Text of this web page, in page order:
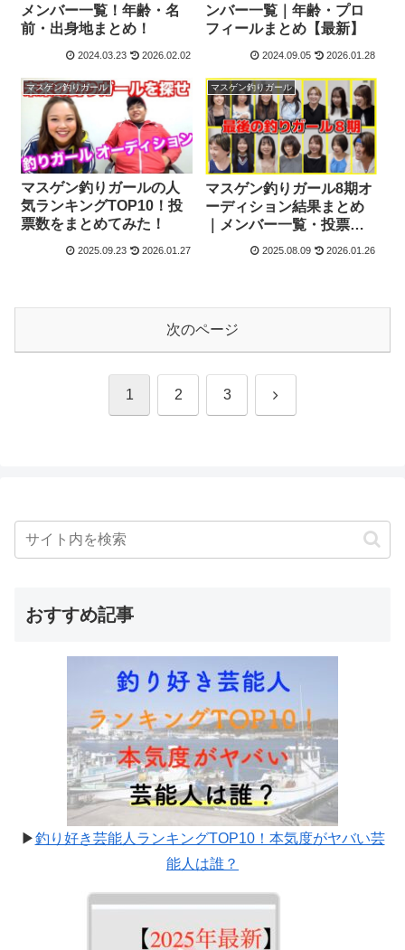
メンバー一覧！年齢・名
前・出身地まとめ！
2024.03.23 2026.02.02
ンバー一覧｜年齢・プロ
フィールまとめ【最新】
2024.09.05 2026.01.28
マスゲン釣りガール
マスゲン釣りガールの人
気ランキングTOP10！投
票数をまとめてみた！
2025.09.23 2026.01.27
マスゲン釣りガール
マスゲン釣りガール8期オ
ーディション結果まとめ
｜メンバー一覧・投票
TOP3＆注目
2025.08.09 2026.01.26
次のページ
1 2 3 次
おすすめ記事
▶釣り好き芸能人ランキングTOP10！本気度がヤバい芸
能人は誰？